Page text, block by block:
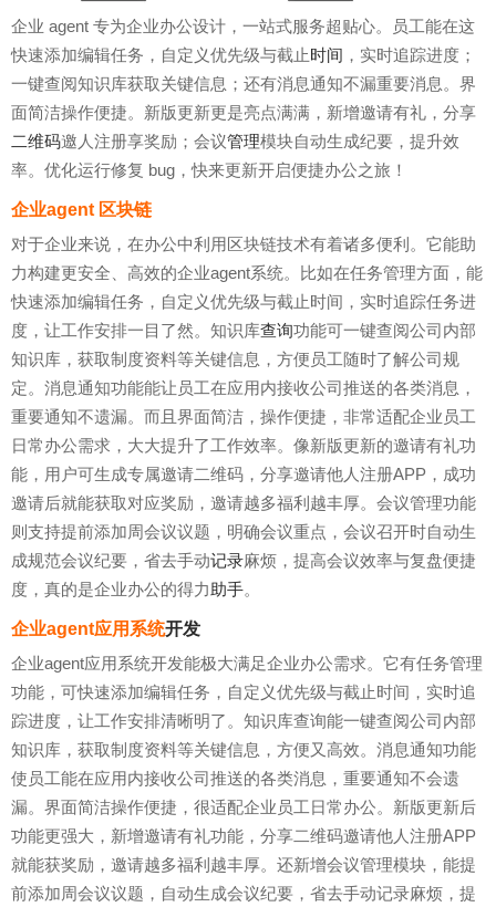
企业 agent 专为企业办公设计，一站式服务超贴心。员工能在这
快速添加编辑任务，自定义优先级与截止时间 ，实时追踪进度；
一键查阅知识库获取关键信息；还有消息通知不漏重要消息。界
面简洁操作便捷。新版更新更是亮点满满，新增邀请有礼，分享
二维码邀人注册享奖励；会议管理模块自动生成纪要，提升效
率。优化运行修复 bug，快来更新开启便捷办公之旅！
企业agent 区块链
对于企业来说，在办公中利用区块链技术有着诸多便利。它能助
力构建更安全、高效的企业agent系统。比如在任务管理方面，能
快速添加编辑任务，自定义优先级与截止时间，实时追踪任务进
度，让工作安排一目了然。知识库查询功能可一键查阅公司内部
知识库，获取制度资料等关键信息，方便员工随时了解公司规
定。消息通知功能能让员工在应用内接收公司推送的各类消息，
重要通知不遗漏。而且界面简洁，操作便捷，非常适配企业员工
日常办公需求，大大提升了工作效率。像新版更新的邀请有礼功
能，用户可生成专属邀请二维码，分享邀请他人注册APP，成功
邀请后就能获取对应奖励，邀请越多福利越丰厚。会议管理功能
则支持提前添加周会议议题，明确会议重点，会议召开时自动生
成规范会议纪要，省去手动记录麻烦，提高会议效率与复盘便捷
度，真的是企业办公的得力助手。
企业agent应用系统开发
企业agent应用系统开发能极大满足企业办公需求。它有任务管理
功能，可快速添加编辑任务，自定义优先级与截止时间，实时追
踪进度，让工作安排清晰明了。知识库查询能一键查阅公司内部
知识库，获取制度资料等关键信息，方便又高效。消息通知功能
使员工能在应用内接收公司推送的各类消息，重要通知不会遗
漏。界面简洁操作便捷，很适配企业员工日常办公。新版更新后
功能更强大，新增邀请有礼功能，分享二维码邀请他人注册APP
就能获奖励，邀请越多福利越丰厚。还新增会议管理模块，能提
前添加周会议议题，自动生成会议纪要，省去手动记录麻烦，提